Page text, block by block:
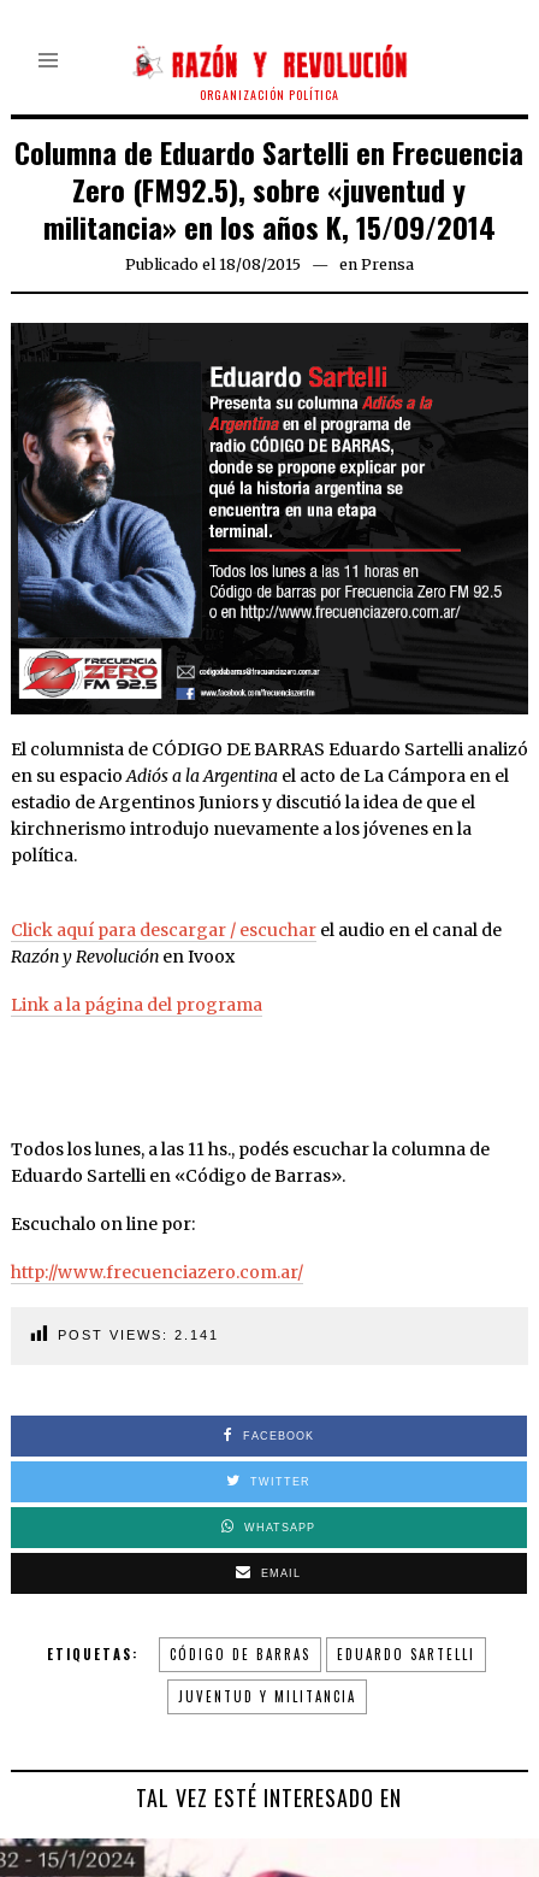
ORGANIZACIÓN POLÍTICA
Columna de Eduardo Sartelli en Frecuencia
Zero (FM92.5), sobre «juventud y
militancia» en los años K, 15/09/2014
Publicado el 18/08/2015 en Prensa
El columnista de CÓDIGO DE BARRAS Eduardo Sartelli analizó
en su espacioAdiós a la Argentinael acto de La Cámpora en el
estadio de Argentinos Juniors y discutió la idea de que el
kirchnerismo introdujo nuevamente a los jóvenes en la
política.
Click aquí para descargar / escucharel audio en el canal de
Razón y Revoluciónen Ivoox
Link a la página del programa
Todos los lunes, a las 11 hs., podés escuchar la columna de
Eduardo Sartelli en «Código de Barras».
Escuchalo on line por:
http://www.frecuenciazero.com.ar/
POST VIEWS: 2.141
FACEBOOK
TWITTER
WHATSAPP
EMAIL
ETIQUETAS: CÓDIGO DE BARRAS EDUARDO SARTELLI
JUVENTUD Y MILITANCIA
TAL VEZ ESTÉ INTERESADO EN